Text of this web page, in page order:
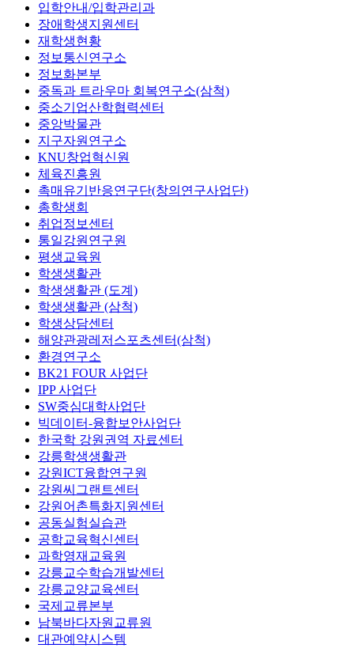
입학안내/입학관리과
장애학생지원센터
재학생현황
정보통신연구소
정보화본부
중독과 트라우마 회복연구소(삼척)
중소기업산학협력센터
중앙박물관
지구자원연구소
KNU창업혁신원
체육진흥원
촉매유기반응연구단(창의연구사업단)
총학생회
취업정보센터
통일강원연구원
평생교육원
학생생활관
학생생활관 (도계)
학생생활관 (삼척)
학생상담센터
해양관광레저스포츠센터(삼척)
환경연구소
BK21 FOUR 사업단
IPP 사업단
SW중심대학사업단
빅데이터-융합보안사업단
한국학 강원권역 자료센터
강릉학생생활관
강원ICT융합연구원
강원씨그랜트센터
강원어촌특화지원센터
공동실험실습관
공학교육혁신센터
과학영재교육원
강릉교수학습개발센터
강릉교양교육센터
국제교류본부
남북바다자원교류원
대관예약시스템